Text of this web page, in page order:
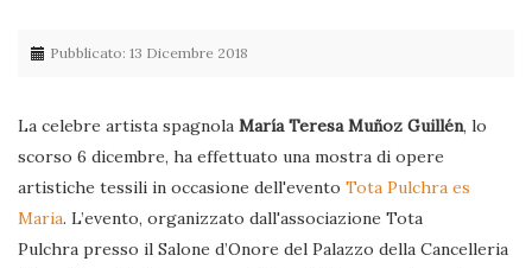
Pubblicato: 13 Dicembre 2018
La celebre artista spagnola María Teresa Muñoz Guillén, lo
scorso 6 dicembre, ha effettuato una mostra di opere
artistiche tessili in occasione dell'evento Tota Pulchra es
Maria. L’evento, organizzato dall'associazione Tota
Pulchra presso il Salone d’Onore del Palazzo della Cancelleria